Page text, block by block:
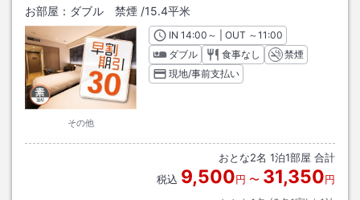
お部屋： ダブル 禁煙 /15.4平米
その他
INチェックイン
14:00 ～ | OUT チェックアウト
～11:00
ダブル
食事なし
禁煙
現地/事前支払い
おとな2名 1泊1部屋 合計
税込 9,500円 〜 31,350円